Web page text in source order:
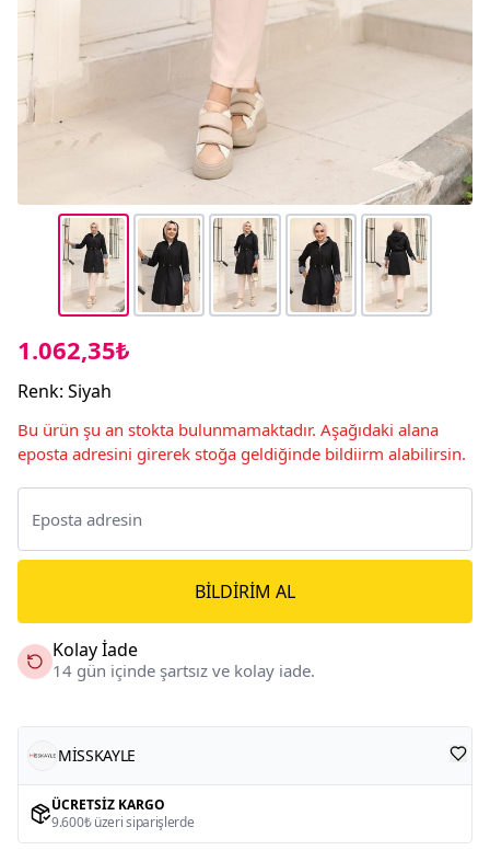
1.062,35₺
Renk: Siyah
Bu ürün şu an stokta bulunmamaktadır. Aşağıdaki alana
eposta adresini girerek stoğa geldiğinde bildiirm alabilirsin.
BILDIRIM AL
Kolay İade
14 gün içinde şartsız ve kolay iade.
MİSSKAYLE
ÜCRETSIZ KARGO
9.600₺ üzeri siparişlerde